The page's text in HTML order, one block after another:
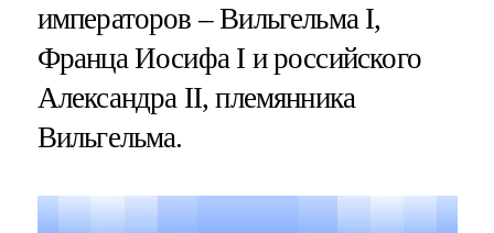
императоров – Вильгельма I,
Франца Иосифа I и российского
Александра II, племянника
Вильгельма.